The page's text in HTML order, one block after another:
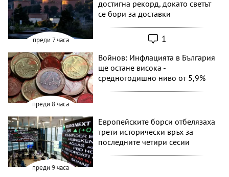
преди 7 часа
достигна рекорд, докато светът
се бори за доставки
1
преди 8 часа
Войнов: Инфлацията в България
ще остане висока -
средногодишно ниво от 5,9%
преди 9 часа
Европейските борси отбелязаха
трети исторически връх за
последните четири сесии